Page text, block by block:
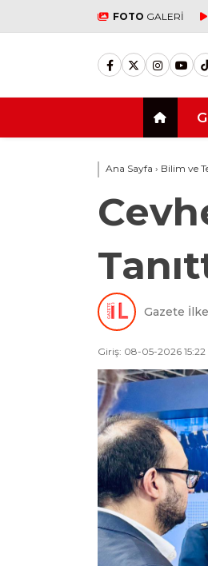
FOTO GALERİ
Ana Sayfa › Bilim ve
Gazete
Giriş: 08-05-2026 15:22